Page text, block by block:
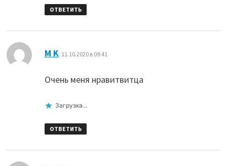
ОТВЕТИТЬ
M K 11.10.2020 в 09:41
Очень меня нравитвитца
Загрузка...
ОТВЕТИТЬ